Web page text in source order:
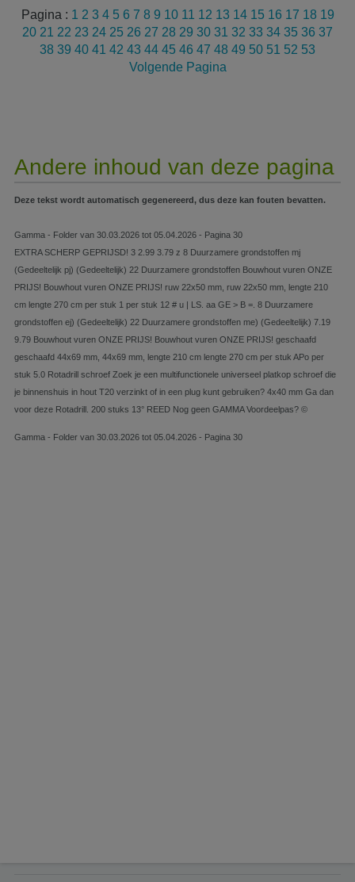
Pagina : 1 2 3 4 5 6 7 8 9 10 11 12 13 14 15 16 17 18 19
20 21 22 23 24 25 26 27 28 29 30 31 32 33 34 35 36 37
38 39 40 41 42 43 44 45 46 47 48 49 50 51 52 53
Volgende Pagina
Andere inhoud van deze pagina
Deze tekst wordt automatisch gegenereerd, dus deze kan fouten bevatten.
Gamma - Folder van 30.03.2026 tot 05.04.2026 - Pagina 30
EXTRA SCHERP GEPRIJSD! 3 2.99 3.79 z 8 Duurzamere grondstoffen mj
(Gedeeltelijk pj) (Gedeeltelijk) 22 Duurzamere grondstoffen Bouwhout vuren ONZE
PRIJS! Bouwhout vuren ONZE PRIJS! ruw 22x50 mm, ruw 22x50 mm, lengte 210
cm lengte 270 cm per stuk 1 per stuk 12 # u | LS. aa GE > B =. 8 Duurzamere
grondstoffen ej) (Gedeeltelijk) 22 Duurzamere grondstoffen me) (Gedeeltelijk) 7.19
9.79 Bouwhout vuren ONZE PRIJS! Bouwhout vuren ONZE PRIJS! geschaafd
geschaafd 44x69 mm, 44x69 mm, lengte 210 cm lengte 270 cm per stuk APo per
stuk 5.0 Rotadrill schroef Zoek je een multifunctionele universeel platkop schroef die
je binnenshuis in hout T20 verzinkt of in een plug kunt gebruiken? 4x40 mm Ga dan
voor deze Rotadrill. 200 stuks 13° REED Nog geen GAMMA Voordeelpas? ©
Gamma - Folder van 30.03.2026 tot 05.04.2026 - Pagina 30